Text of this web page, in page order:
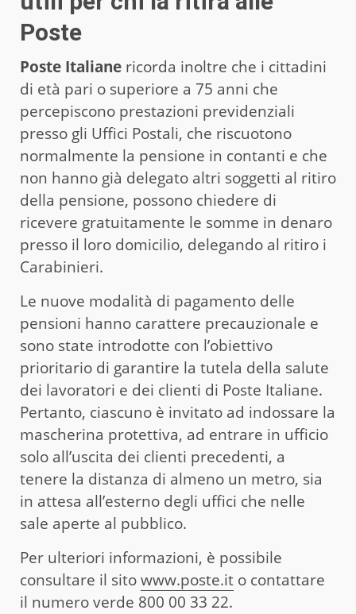
Poste
Poste Italiane ricorda inoltre che i cittadini
di età pari o superiore a 75 anni che
percepiscono prestazioni previdenziali
presso gli Uffici Postali, che riscuotono
normalmente la pensione in contanti e che
non hanno già delegato altri soggetti al ritiro
della pensione, possono chiedere di
ricevere gratuitamente le somme in denaro
presso il loro domicilio, delegando al ritiro i
Carabinieri.
Le nuove modalità di pagamento delle
pensioni hanno carattere precauzionale e
sono state introdotte con l’obiettivo
prioritario di garantire la tutela della salute
dei lavoratori e dei clienti di Poste Italiane.
Pertanto, ciascuno è invitato ad indossare la
mascherina protettiva, ad entrare in ufficio
solo all’uscita dei clienti precedenti, a
tenere la distanza di almeno un metro, sia
in attesa all’esterno degli uffici che nelle
sale aperte al pubblico.
Per ulteriori informazioni, è possibile
consultare il sitowww.poste.it o contattare
il numero verde 800 00 33 22.